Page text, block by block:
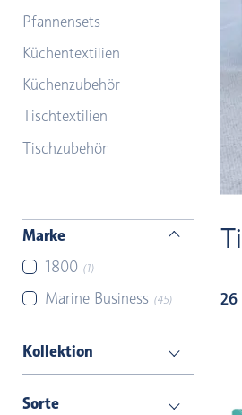
Pfannensets
Küchentextilien
Küchenzubehör
Tischtextilien
Tischzubehör
Marke
1800 (1)
Marine Business (45)
Kollektion
Sorte
26